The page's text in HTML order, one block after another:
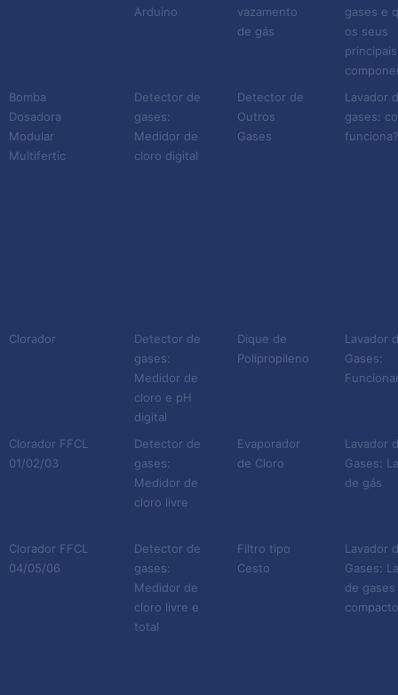
obrigações.
Mais informações sobre
Existem vários tipos
poluentes;
uma superfície molhada;
Absorção: nessa etapa, os
dentro do equipamento. Há
uma transferência de
massa, onde os poluentes
Bomba
Dosadora
Modular
Multifertic
Clorador
Clorador FFCL
01/02/03
Clorador FFCL
04/05/06
Arduino
Detector de
gases:
Medidor de
cloro digital
Detector de
gases:
Medidor de
cloro e pH
digital
Detector de
gases:
Medidor de
cloro livre
Detector de
gases:
Medidor de
cloro livre e
total
vazamento
de gás
Detector de
Outros
Gases
Dique de
Polipropileno
Evaporador
de Cloro
Filtro tipo
Cesto
gases e
os seus
principais
Lavador
gases:
funciona?
Lavador
Gases:
Lavador
Gases:
de gás
Lavador
Gases:
de gases
compacto